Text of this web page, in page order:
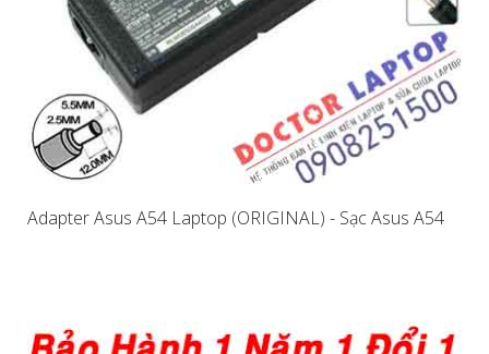
Adapter Asus A54 Laptop (ORIGINAL) - Sạc Asus A54